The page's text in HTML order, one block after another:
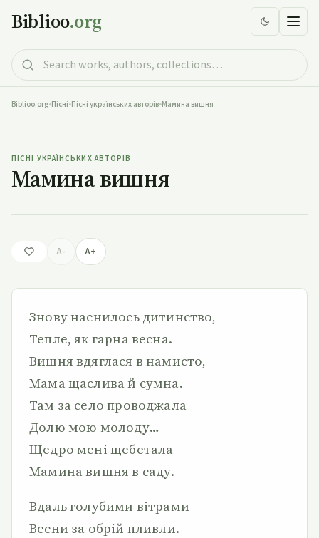
Biblioo.org
Biblioo.org•Пісні•Пісні українських авторів•Мамина вишня
ПІСНІ УКРАЇНСЬКИХ АВТОРІВ
Мамина вишня
A- A+
Знову наснилось дитинство,
Тепле, як гарна весна.
Вишня вдяглася в намисто,
Мама щаслива й сумна.
Там за село проводжала
Долю мою молоду…
Щедро мені щебетала
Мамина вишня в саду.
Вдаль голубими вітрами
Весни за обрій пливли.